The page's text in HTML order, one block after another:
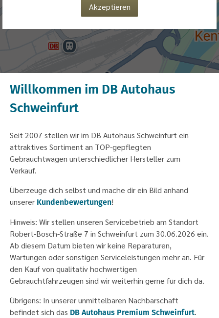
Akzeptieren
Willkommen im DB Autohaus
Schweinfurt
Seit 2007 stellen wir im DB Autohaus Schweinfurt ein
attraktives Sortiment an TOP-gepflegten
Gebrauchtwagen unterschiedlicher Hersteller zum
Verkauf.
Überzeuge dich selbst und mache dir ein Bild anhand
unserer Kundenbewertungen!
Hinweis: Wir stellen unseren Servicebetrieb am Standort
Robert-Bosch-Straße 7 in Schweinfurt zum 30.06.2026 ein.
Ab diesem Datum bieten wir keine Reparaturen,
Wartungen oder sonstigen Serviceleistungen mehr an. Für
den Kauf von qualitativ hochwertigen
Gebrauchtfahrzeugen sind wir weiterhin gerne für dich da.
Übrigens: In unserer unmittelbaren Nachbarschaft
befindet sich das DB Autohaus Premium Schweinfurt.